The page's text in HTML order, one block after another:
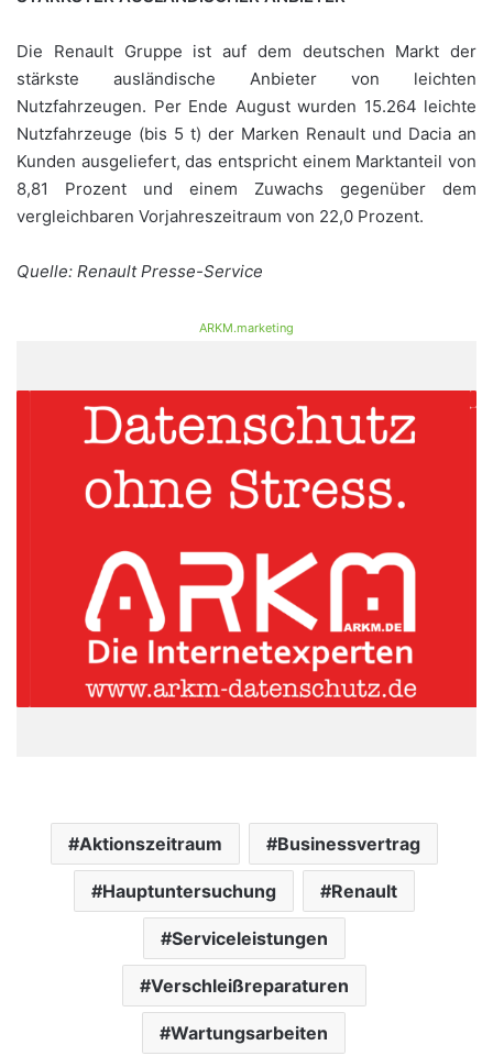
Die Renault Gruppe ist auf dem deutschen Markt der
stärkste ausländische Anbieter von leichten
Nutzfahrzeugen. Per Ende August wurden 15.264 leichte
Nutzfahrzeuge (bis 5 t) der Marken Renault und Dacia an
Kunden ausgeliefert, das entspricht einem Marktanteil von
8,81 Prozent und einem Zuwachs gegenüber dem
vergleichbaren Vorjahreszeitraum von 22,0 Prozent.
Quelle: Renault Presse-Service
ARKM.marketing
Aktionszeitraum Businessvertrag
Hauptuntersuchung Renault
Serviceleistungen
Verschleißreparaturen
Wartungsarbeiten